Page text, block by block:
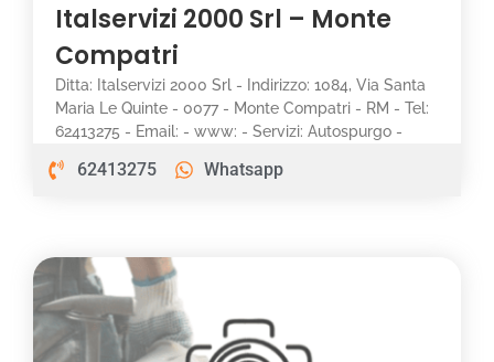
Italservizi 2000 Srl – Monte
Compatri
Ditta: Italservizi 2000 Srl - Indirizzo: 1084, Via Santa
Maria Le Quinte - 0077 - Monte Compatri - RM - Tel:
62413275 - Email: - www: - Servizi: Autospurgo -
62413275 Whatsapp